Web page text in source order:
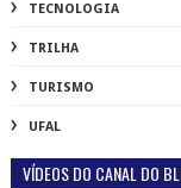
TECNOLOGIA
TRILHA
TURISMO
UFAL
VÍDEOS DO CANAL DO